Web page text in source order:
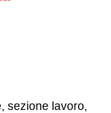
sezione lavoro,